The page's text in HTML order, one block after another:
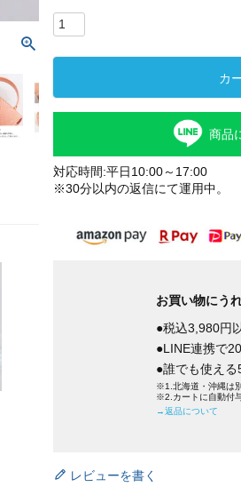
カ
商品
対応時間:平日10:00～17:00
※30分以内の返信にて運用中。
お買い物にう
●税込3,980円
●LINE連携で
●誰でも使え
※1.北海道・沖縄は
※2.カートに自動付
→返品について
レビューを書く